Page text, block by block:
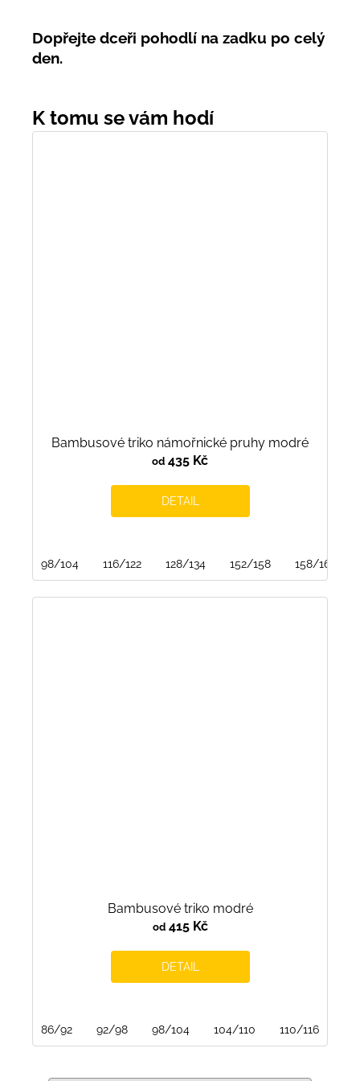
Dopřejte dceři pohodlí na zadku po celý
den.
Bambusové triko námořnické pruhy modré
od 435 Kč
DETAIL
98/104 116/122 128/134 152/158 158/164
Bambusové triko modré
od415 Kč
DETAIL
86/92 92/98 98/104 104/110 110/116